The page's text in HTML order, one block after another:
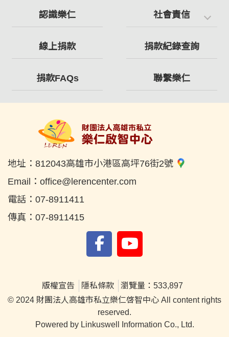
認識樂仁 社會責信
線上捐款 捐款紀錄查詢
捐款FAQs 聯繫樂仁
地址： 812043高雄市小港區高坪76街2號
Email： office@lerencenter.com
電話： 07-8911411
傳真： 07-8911415
版權宣告 隱私條款
瀏覽量：533,897
© 2024 財團法人高雄市私立樂仁啓智中心 All content rights
reserved.
Powered by Linkuswell Information Co., Ltd.